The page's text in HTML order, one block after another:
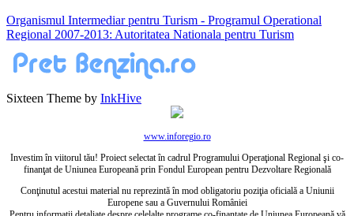
Organismul Intermediar pentru Turism - Programul Operational
Regional 2007-2013: Autoritatea Nationala pentru Turism
Sixteen Theme by InkHive
www.inforegio.ro
Investim în viitorul tău! Proiect selectat în cadrul Programului Operaţional Regional şi co-
finanţat de Uniunea Europeană prin Fondul European pentru Dezvoltare Regională
Conţinutul acestui material nu reprezintă în mod obligatoriu poziţia oficială a Uniunii
Europene sau a Guvernului României